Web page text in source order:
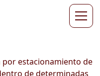
por estacionamiento de
de determinadas